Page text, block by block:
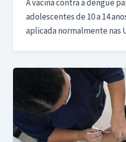
A vacina contra a dengue
adolescentes de 10 a 14
aplicada normalmente nas